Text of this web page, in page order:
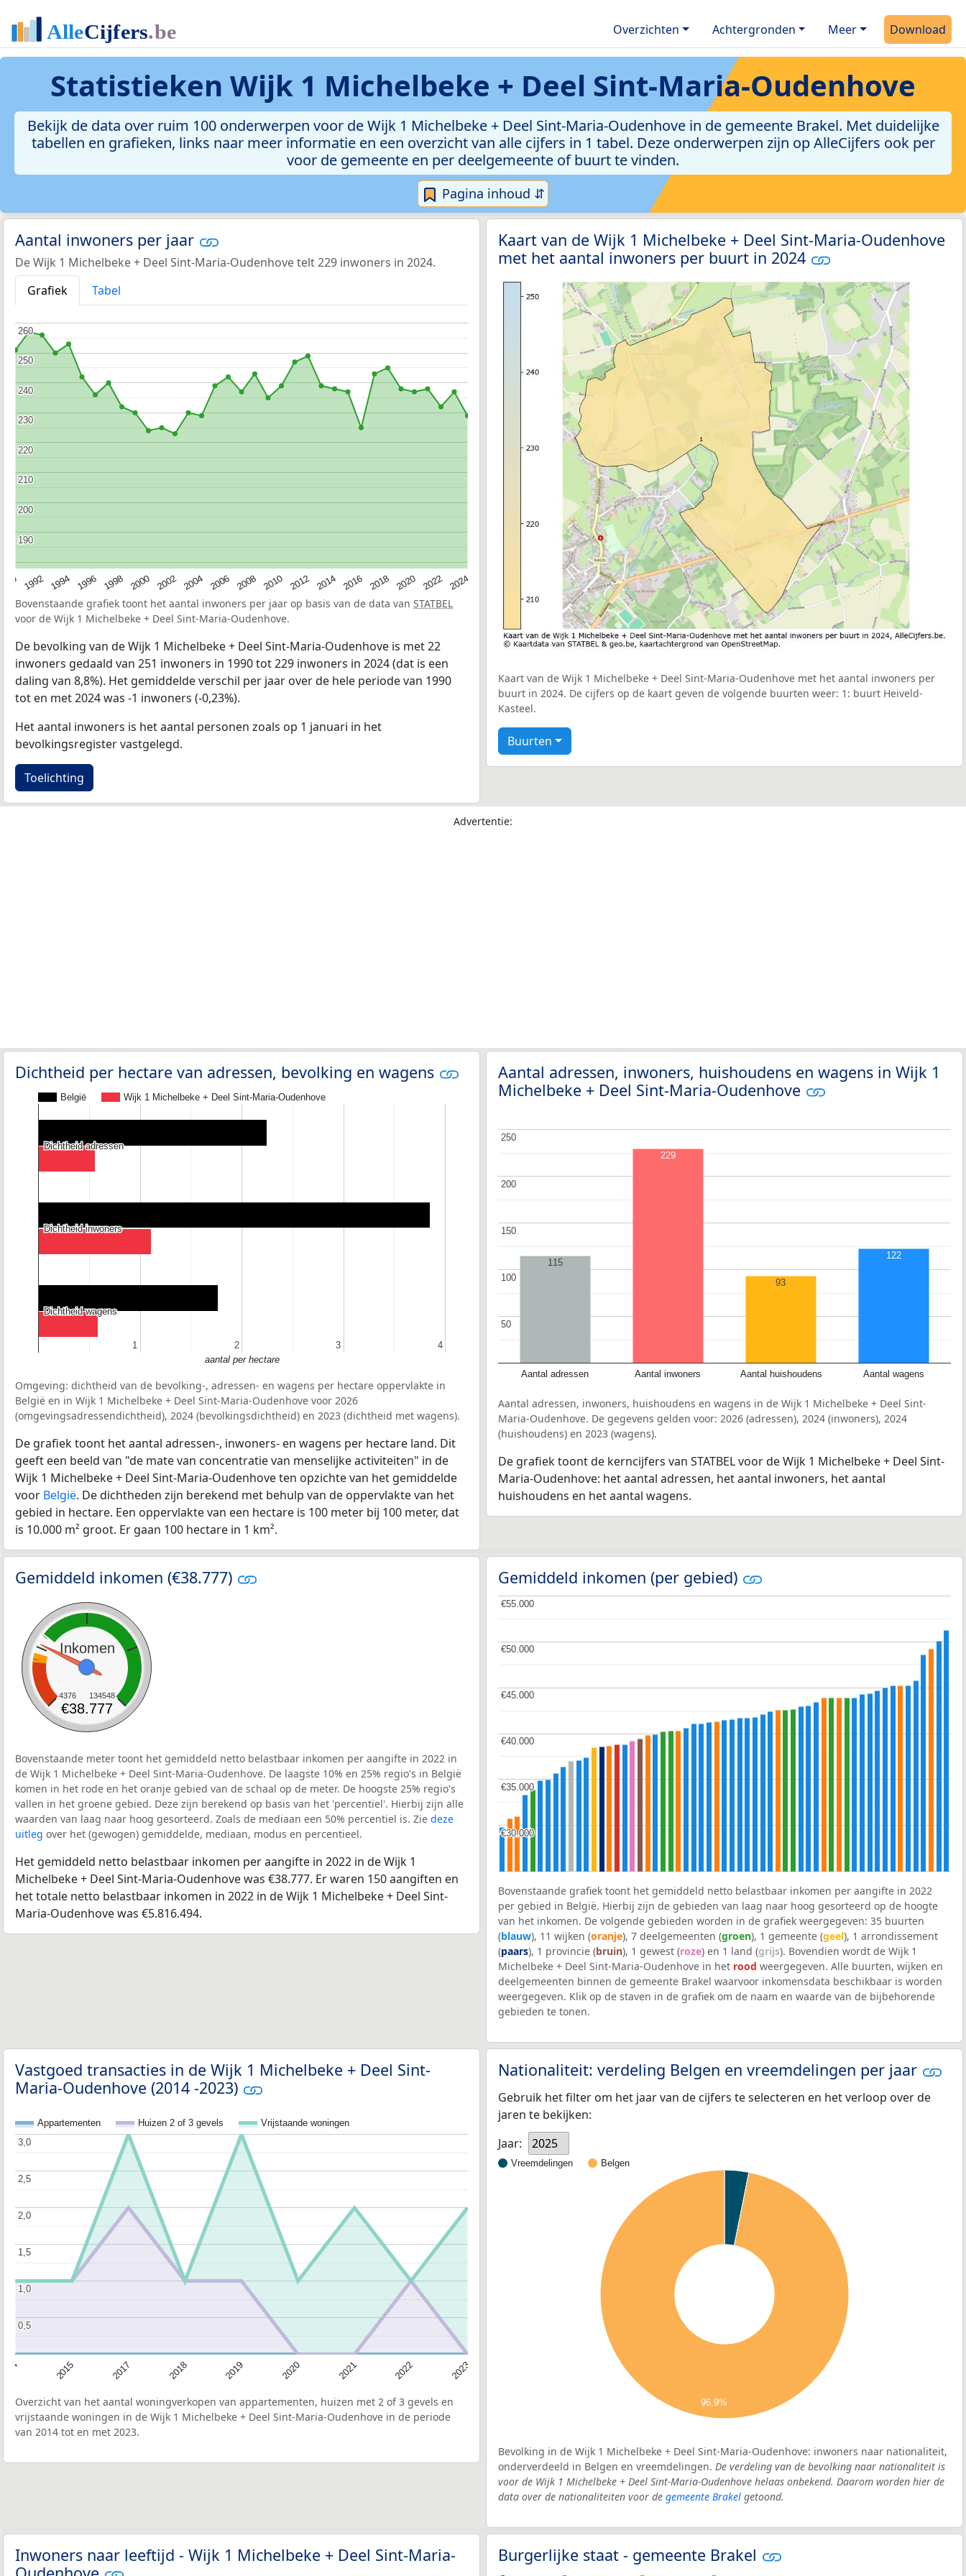
Overzichten Achtergronden Meer Download
Statistieken Wijk 1 Michelbeke + Deel Sint-Maria-Oudenhove
Bekijk de data over ruim 100 onderwerpen voor de Wijk 1 Michelbeke + Deel Sint-Maria-Oudenhove in de gemeente Brakel. Met duidelijke
tabellen en grafieken, links naar meer informatie en een overzicht van alle cijfers in 1 tabel. Deze onderwerpen zijn op AlleCijfers ook per
voor de gemeente en per deelgemeente of buurt te vinden.
Pagina inhoud ⇵
Aantal inwoners per jaar
De Wijk 1 Michelbeke + Deel Sint-Maria-Oudenhove telt 229 inwoners in 2024.
Grafiek
Tabel
1992 1994 1996 1998 2000 2002 2004 2006 2008 2010 2012 2014 2016 2018 2020 2022 2024
190
190
200
200
210
210
220
220
230
230
240
240
250
250
260
260
Bovenstaande grafiek toont het aantal inwoners per jaar op basis van de data van STATBEL
voor de Wijk 1 Michelbeke + Deel Sint-Maria-Oudenhove.
De bevolking van de Wijk 1 Michelbeke + Deel Sint-Maria-Oudenhove is met 22
inwoners gedaald van 251 inwoners in 1990 tot 229 inwoners in 2024 (dat is een
daling van 8,8%). Het gemiddelde verschil per jaar over de hele periode van 1990
tot en met 2024 was -1 inwoners (-0,23%).
Het aantal inwoners is het aantal personen zoals op 1 januari in het
bevolkingsregister vastgelegd.
Toelichting
Kaart van de Wijk 1 Michelbeke + Deel Sint-Maria-Oudenhove
met het aantal inwoners per buurt in 2024
Kaart van de Wijk 1 Michelbeke + Deel Sint-Maria-Oudenhove met het aantal inwoners per
buurt in 2024. De cijfers op de kaart geven de volgende buurten weer: 1: buurt Heiveld-
Kasteel.
Buurten
Advertentie:
Dichtheid per hectare van adressen, bevolking en wagens
België Wijk 1 Michelbeke + Deel Sint-Maria-Oudenhove
11 2
2 3
3 4
4
Dichtheid adressen
Dichtheid adressen
Dichtheid inwoners
Dichtheid inwoners
Dichtheid wagens
Dichtheid wagens
aantal per hectare
Omgeving: dichtheid van de bevolking-, adressen- en wagens per hectare oppervlakte in
België en in Wijk 1 Michelbeke + Deel Sint-Maria-Oudenhove voor 2026
(omgevingsadressendichtheid), 2024 (bevolkingsdichtheid) en 2023 (dichtheid met wagens).
De grafiek toont het aantal adressen-, inwoners- en wagens per hectare land. Dit
geeft een beeld van "de mate van concentratie van menselijke activiteiten" in de
Wijk 1 Michelbeke + Deel Sint-Maria-Oudenhove ten opzichte van het gemiddelde
voor België. De dichtheden zijn berekend met behulp van de oppervlakte van het
gebied in hectare. Een oppervlakte van een hectare is 100 meter bij 100 meter, dat
is 10.000 m² groot. Er gaan 100 hectare in 1 km².
Aantal adressen, inwoners, huishoudens en wagens in Wijk 1
Michelbeke + Deel Sint-Maria-Oudenhove
Aantal adressen Aantal inwoners Aantal huishoudens Aantal wagens
50
50
100
100
150
150
200
200
250
250
115
229
93
122
Aantal adressen, inwoners, huishoudens en wagens in de Wijk 1 Michelbeke + Deel Sint-
Maria-Oudenhove. De gegevens gelden voor: 2026 (adressen), 2024 (inwoners), 2024
(huishoudens) en 2023 (wagens).
De grafiek toont de kerncijfers van STATBEL voor de Wijk 1 Michelbeke + Deel Sint-
Maria-Oudenhove: het aantal adressen, het aantal inwoners, het aantal
huishoudens en het aantal wagens.
Gemiddeld inkomen (€38.777)
Inkomen
4376 134548
€38.777
Bovenstaande meter toont het gemiddeld netto belastbaar inkomen per aangifte in 2022 in
de Wijk 1 Michelbeke + Deel Sint-Maria-Oudenhove. De laagste 10% en 25% regio's in België
komen in het rode en het oranje gebied van de schaal op de meter. De hoogste 25% regio's
vallen in het groene gebied. Deze zijn berekend op basis van het 'percentiel'. Hierbij zijn alle
waarden van laag naar hoog gesorteerd. Zoals de mediaan een 50% percentiel is. Zie deze
uitleg over het (gewogen) gemiddelde, mediaan, modus en percentieel.
Het gemiddeld netto belastbaar inkomen per aangifte in 2022 in de Wijk 1
Michelbeke + Deel Sint-Maria-Oudenhove was €38.777. Er waren 150 aangiften en
het totale netto belastbaar inkomen in 2022 in de Wijk 1 Michelbeke + Deel Sint-
Maria-Oudenhove was €5.816.494.
Gemiddeld inkomen (per gebied)
€30.000
€30.000
€35.000
€35.000
€40.000
€40.000
€45.000
€45.000
€50.000
€50.000
€55.000
€55.000
Bovenstaande grafiek toont het gemiddeld netto belastbaar inkomen per aangifte in 2022
per gebied in België. Hierbij zijn de gebieden van laag naar hoog gesorteerd op de hoogte
van het inkomen. De volgende gebieden worden in de grafiek weergegeven: 35 buurten
(blauw), 11 wijken (oranje), 7 deelgemeenten (groen), 1 gemeente (geel), 1 arrondissement
(paars), 1 provincie (bruin), 1 gewest (roze) en 1 land (grijs). Bovendien wordt de Wijk 1
Michelbeke + Deel Sint-Maria-Oudenhove in het rood weergegeven. Alle buurten, wijken en
deelgemeenten binnen de gemeente Brakel waarvoor inkomensdata beschikbaar is worden
weergegeven. Klik op de staven in de grafiek om de naam en waarde van de bijbehorende
gebieden te tonen.
Vastgoed transacties in de Wijk 1 Michelbeke + Deel Sint-
Maria-Oudenhove (2014 -2023)
Appartementen Huizen 2 of 3 gevels Vrijstaande woningen
2015 2017 2018 2019 2020 2021 2022 2023
0,5
0,5
1,0
1,0
1,5
1,5
2,0
2,0
2,5
2,5
3,0
3,0
Overzicht van het aantal woningverkopen van appartementen, huizen met 2 of 3 gevels en
vrijstaande woningen in de Wijk 1 Michelbeke + Deel Sint-Maria-Oudenhove in de periode
van 2014 tot en met 2023.
Nationaliteit: verdeling Belgen en vreemdelingen per jaar
Gebruik het filter om het jaar van de cijfers te selecteren en het verloop over de
jaren te bekijken:
Jaar:
2025
Vreemdelingen Belgen
96,9%
Bevolking in de Wijk 1 Michelbeke + Deel Sint-Maria-Oudenhove: inwoners naar nationaliteit,
onderverdeeld in Belgen en vreemdelingen. De verdeling van de bevolking naar nationaliteit is
voor de Wijk 1 Michelbeke + Deel Sint-Maria-Oudenhove helaas onbekend. Daarom worden hier de
data over de nationaliteiten voor de gemeente Brakel getoond.
Inwoners naar leeftijd - Wijk 1 Michelbeke + Deel Sint-Maria-
Burgerlijke staat - gemeente Brakel